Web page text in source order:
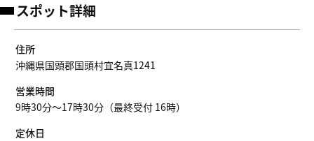
スポット詳細
住所
沖縄県国頭郡国頭村宜名真1241
営業時間
9時30分～17時30分（最終受付 16時）
定休日